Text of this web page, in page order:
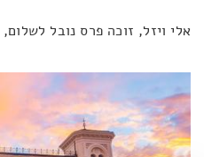
אלי ויזל, זוכה פרס נובל